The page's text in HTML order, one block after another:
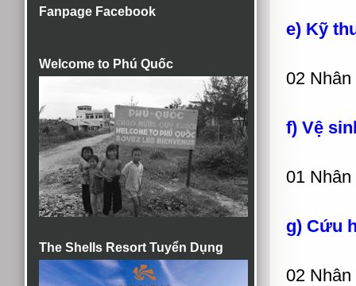
Fanpage Facebook
Welcome to Phú Quốc
The Shells Resort Tuyển Dụng
e) Kỹ
02
f) Vệ
01 Nhân
g) Cứu
02 Nhân